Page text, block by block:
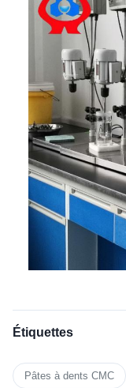
Étiquettes
Pâtes à dents CMC